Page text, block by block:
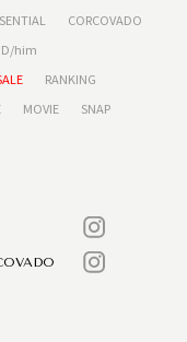
CORCOVADO
D/him
RANKING
MOVIE SNAP